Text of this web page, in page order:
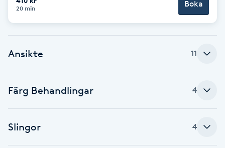
Bröllopsuppsättning
C
Celluliter
Coachning
Cryoterapi
20 min Boka
Ansikte 11
Färg Behandlingar 4
Slingor 4